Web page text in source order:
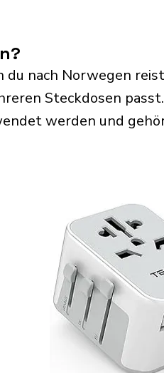
du nach Norwegen
Steckdosen
werden und